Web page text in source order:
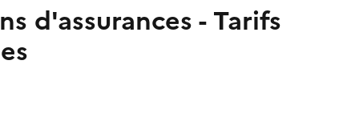
d'assurances - Tarifs